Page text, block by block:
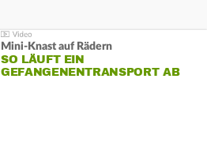
Mini-Knast auf Rädern
SO LÄUFT EIN
GEFANGENENTRANSPORT AB